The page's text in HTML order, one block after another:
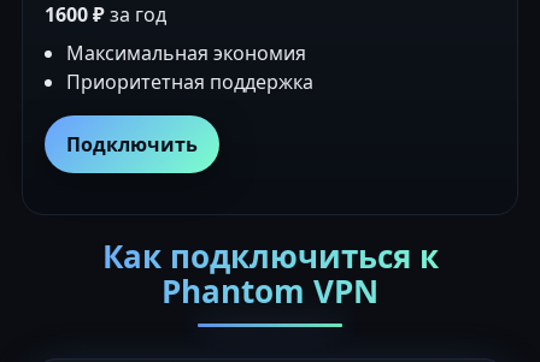
1600 ₽за год
Максимальная экономия
Приоритетная поддержка
Подключить
Как подключиться к
Phantom VPN